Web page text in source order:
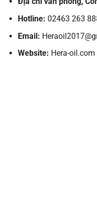
Hotline: 02463 263
Email:
Website: Hera-oil.com